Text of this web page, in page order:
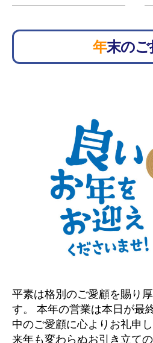
年末の
平素は格別のご愛顧を賜り
す。 本年の営業は本日が最
中のご愛顧に心よりお礼申
来年も変わらぬお引き立て